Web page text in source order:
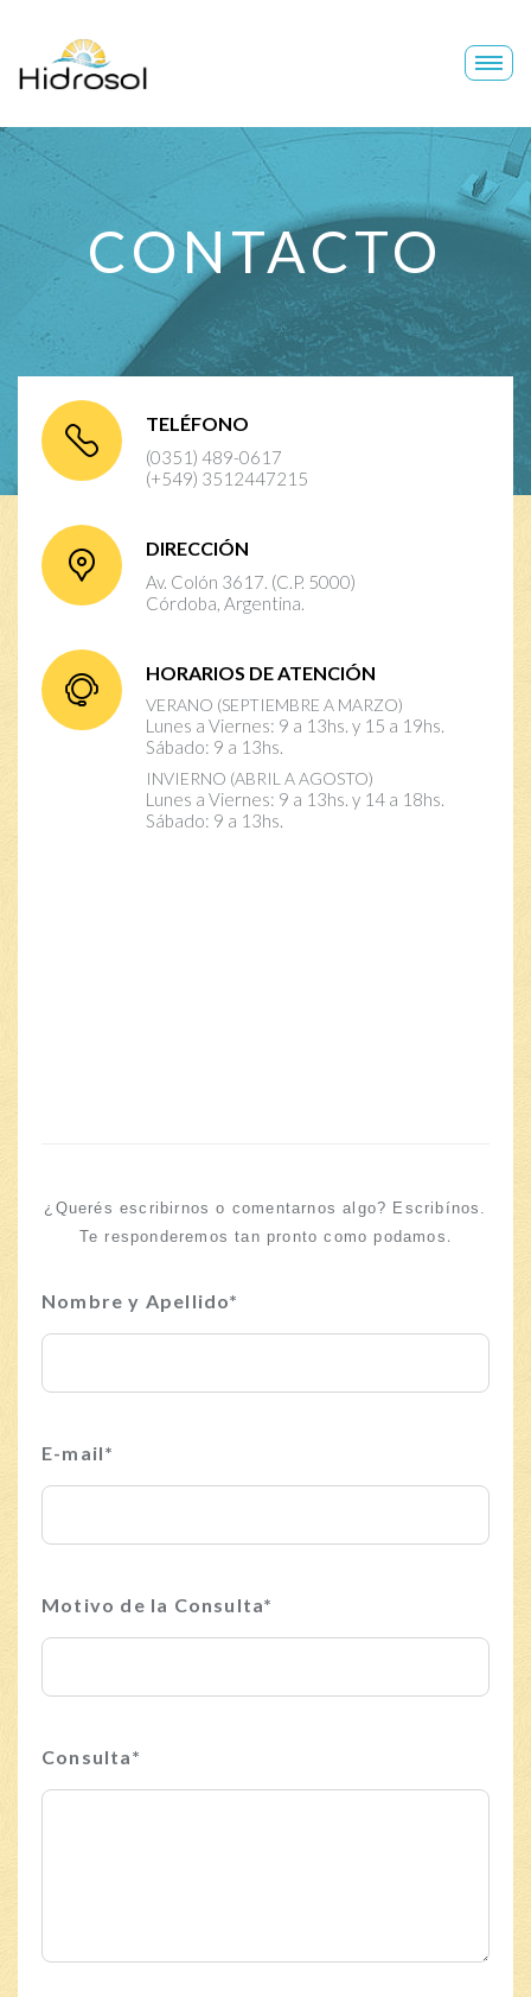
Hidrosol
CONTACTO
TELÉFONO
(0351) 489-0617
(+549) 3512447215
DIRECCIÓN
Av. Colón 3617. (C.P. 5000)
Córdoba, Argentina.
HORARIOS DE ATENCIÓN
VERANO (SEPTIEMBRE A MARZO)
Lunes a Viernes: 9 a 13hs. y 15 a 19hs.
Sábado: 9 a 13hs.
INVIERNO (ABRIL A AGOSTO)
Lunes a Viernes: 9 a 13hs. y 14 a 18hs.
Sábado: 9 a 13hs.
¿Querés escribirnos o comentarnos algo? Escribínos.
Te responderemos tan pronto como podamos
Nombre y Apellido*
E-mail*
Motivo de la Consulta*
Consulta*